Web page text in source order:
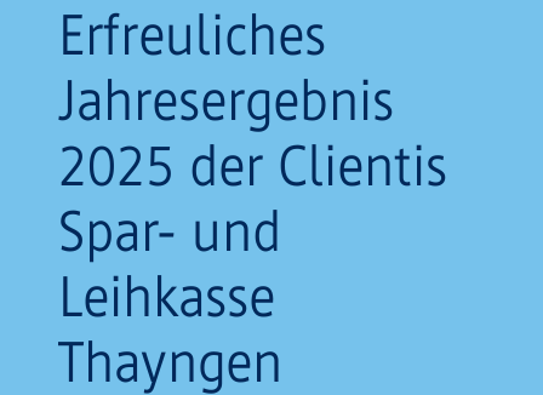
Erfreuliches
Jahresergebnis
2025 der Clientis
Spar- und
Leihkasse
Thayngen